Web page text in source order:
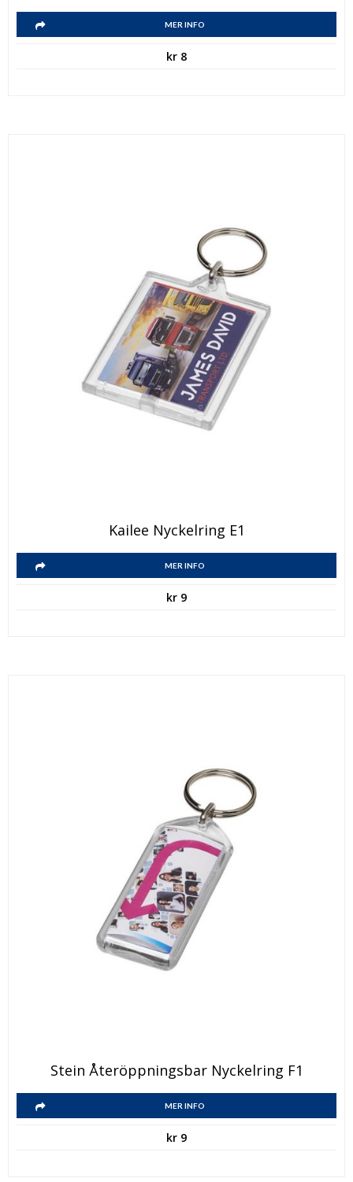
MER INFO
kr 8
Kailee Nyckelring E1
MER INFO
kr 9
Stein Återöppningsbar Nyckelring F1
MER INFO
kr 9